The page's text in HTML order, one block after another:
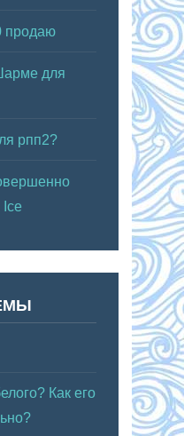
продаю
для
рпп2?
Как его